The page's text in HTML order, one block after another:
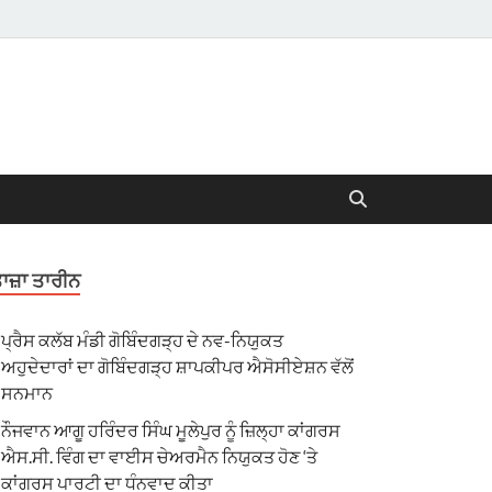
ਤਾਰੀਨ
ਪ੍ਰੈਸ ਕਲੱਬ ਮੰਡੀ ਗੋਬਿੰਦਗੜ੍ਹ ਦੇ ਨਵ-ਨਿਯੁਕਤ
ਅਹੁਦੇਦਾਰਾਂ ਦਾ ਗੋਬਿੰਦਗੜ੍ਹ ਸ਼ਾਪਕੀਪਰ ਐਸੋਸੀਏਸ਼ਨ ਵੱਲੋਂ
ਸਨਮਾਨ
ਨੌਜਵਾਨ ਆਗੂ ਹਰਿੰਦਰ ਸਿੰਘ ਮੂਲੇਪੁਰ ਨੂੰ ਜ਼ਿਲ੍ਹਾ ਕਾਂਗਰਸ
ਐਸ.ਸੀ. ਵਿੰਗ ਦਾ ਵਾਈਸ ਚੇਅਰਮੈਨ ਨਿਯੁਕਤ ਹੋਣ ‘ਤੇ
ਕਾਂਗਰਸ ਪਾਰਟੀ ਦਾ ਧੰਨਵਾਦ ਕੀਤਾ